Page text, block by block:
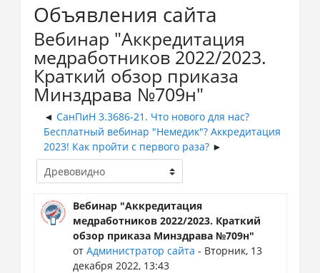
Объявления сайта
Вебинар "Аккредитация
медработников 2022/2023.
Краткий обзор приказа
Минздрава №709н"
СанПиН 3.3686-21. Что нового для нас?
Бесплатный вебинар "Немедик"? Аккредитация
2023! Как пройти с первого раза?
Вебинар "Аккредитация
медработников 2022/2023. Краткий
обзор приказа Минздрава №709н"
от Администратор сайта - Вторник, 13
декабря 2022, 13:43